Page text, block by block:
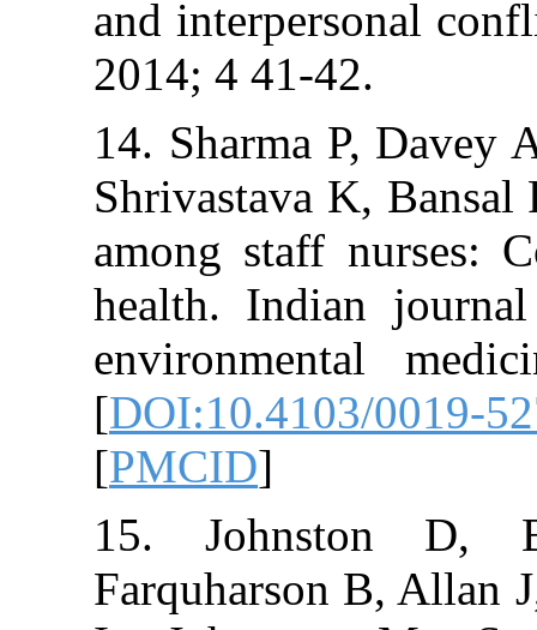
and
2014; 4 41-42.
14. Sharma P,
Shrivastava K,
among staff
health.
[DOI:10.4103/
[PMCID
15.
Farquharson